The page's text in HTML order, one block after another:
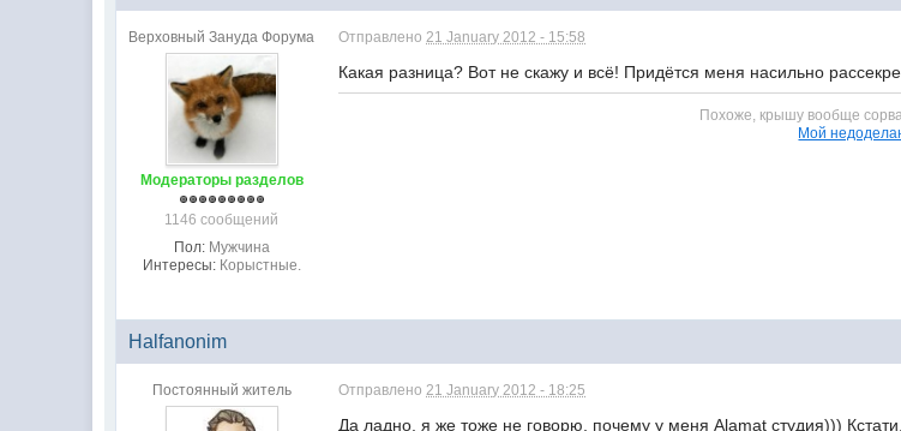
Верховный Зануда Форума
Модераторы разделов
1146 сообщений
Пол: Мужчина
Интересы: Корыстные.
Отправлено21 January 2012 - 15:58
Какая разница? Вот не скажу и всё! Придётся меня насильно
Похоже, крышу вообще
Мой
Halfanonim
Постоянный житель Отправлено21 January 2012 - 18:25
Да ладно, я же тоже не говорю, почему у меня Alamat студия)))